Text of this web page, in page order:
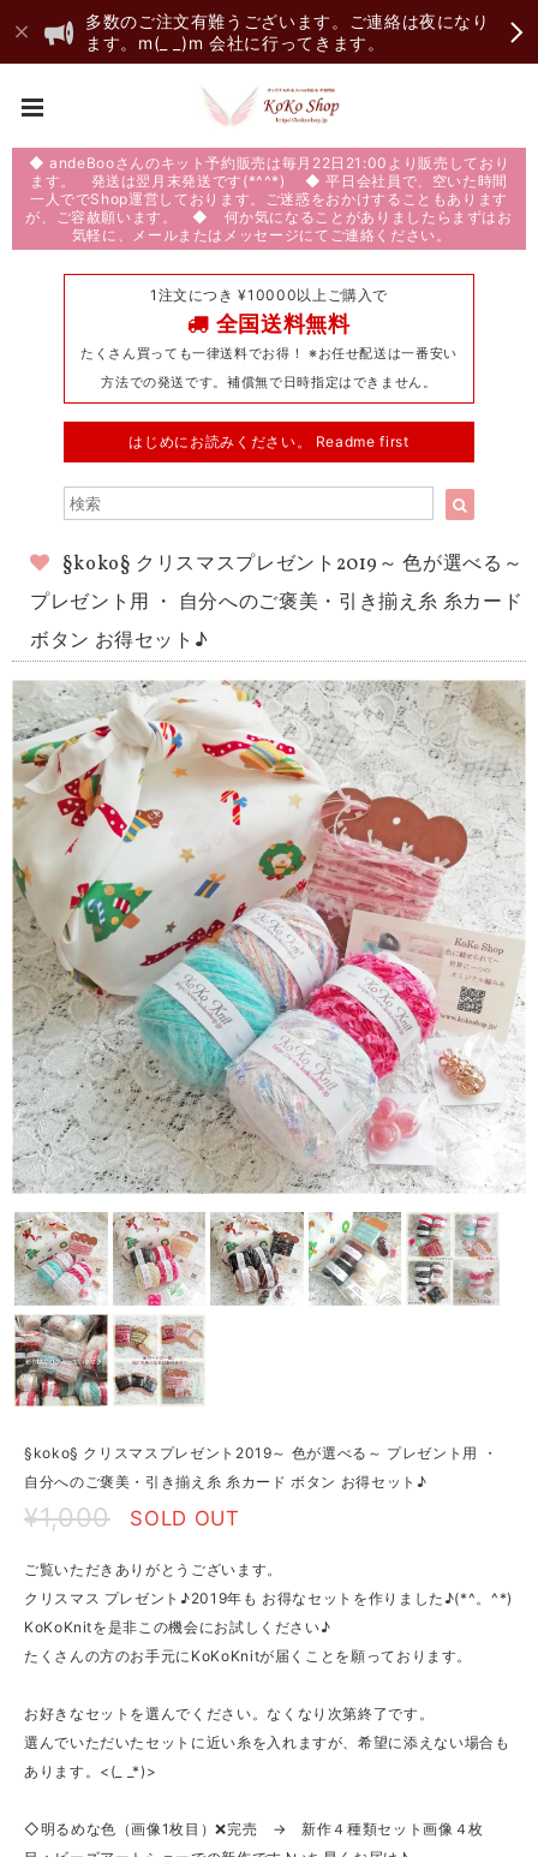
多数のご注文有難うございます。ご連絡は夜になり
ます。m(_ _)m 会社に行ってきます。
◆ andeBooさんのキット予約販売は毎月22日21:00より販売しており
ます。 発送は翌月末発送です(*^^*) ◆ 平日会社員で、空いた時間
一人ででShop運営しております。ご迷惑をおかけすることもあります
が、ご容赦願います。 ◆ 何か気になることがありましたらまずはお
気軽に、メールまたはメッセージにてご連絡ください。
1注文につき ¥10000以上ご購入で
全国送料無料
たくさん買っても一律送料でお得！ ※お任せ配送は一番安い
方法での発送です。補償無で日時指定はできません。
はじめにお読みください。 Readme first
§koko§ クリスマスプレゼント2019～ 色が選べる～
プレゼント用 ・ 自分へのご褒美・引き揃え糸 糸カード
ボタン お得セット♪
§koko§ クリスマスプレゼント2019～ 色が選べる～ プレゼント用 ・
自分へのご褒美・引き揃え糸 糸カード ボタン お得セット♪
¥1,000 SOLD OUT
ご覧いただきありがとうございます。
クリスマス プレゼント♪2019年も お得なセットを作りました♪(*^。^*)
KoKoKnitを是非この機会にお試しください♪
たくさんの方のお手元にKoKoKnitが届くことを願っております。
お好きなセットを選んでください。なくなり次第終了です。
選んでいただいたセットに近い糸を入れますが、希望に添えない場合も
あります。<(_ _*)>
◇明るめな色（画像1枚目）❌完売 → 新作４種類セット画像４枚